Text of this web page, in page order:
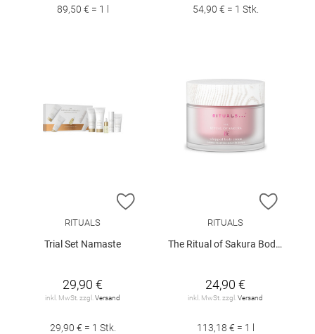
89,50 € = 1 l 54,90 € = 1 Stk.
ZUR WUNSCHLISTE HINZUFÜGEN
RITUALS
Trial Set Namaste
29,90 €
inkl. MwSt. zzgl.Versand
29,90 € = 1 Stk.
ZUR
RITUALS
The Ritual of Sakura Body Cream 220ml
24,90 €
inkl. MwSt. zzgl.Versand
113,18 € = 1 l